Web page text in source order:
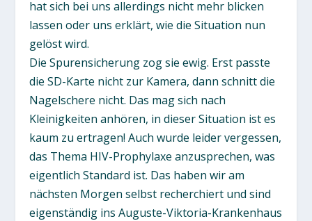
hat sich bei uns allerdings nicht mehr blicken
lassen oder uns erklärt, wie die Situation nun
gelöst wird.
Die Spurensicherung zog sie ewig. Erst passte
die SD-Karte nicht zur Kamera, dann schnitt die
Nagelschere nicht. Das mag sich nach
Kleinigkeiten anhören, in dieser Situation ist es
kaum zu ertragen! Auch wurde leider vergessen,
das Thema HIV-Prophylaxe anzusprechen, was
eigentlich Standard ist. Das haben wir am
nächsten Morgen selbst recherchiert und sind
eigenständig ins Auguste-Viktoria-Krankenhaus